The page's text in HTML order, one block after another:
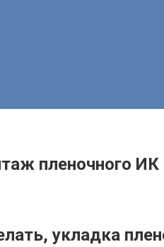
пленочного ИК
укладка